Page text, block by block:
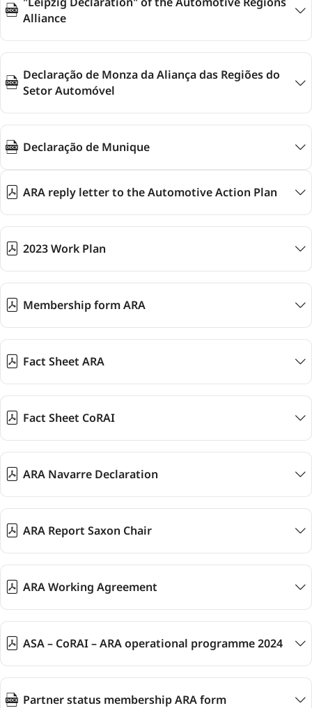
Alliance
Declaração de Monza da Aliança das Regiões do
Setor Automóvel
Declaração de Munique
ARA reply letter to the Automotive Action Plan
2023 Work Plan
Membership form ARA
Fact Sheet ARA
Fact Sheet CoRAI
ARA Navarre Declaration
ARA Report Saxon Chair
ARA Working Agreement
ASA – CoRAI – ARA operational programme 2024
Partner status membership ARA form